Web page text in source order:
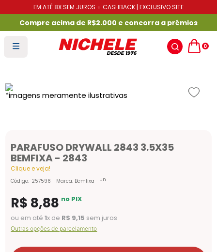
EM ATÉ 8X SEM JUROS + CASHBACK | EXCLUSIVO SITE
Compre acima de R$2.000 e concorra a prêmios
0
PARAFUSO DRYWALL 2843 3.5X35
BEMFIXA - 2843
Clique e veja!
Código: 257596 Marca: Bemfixa un
R$ 8,88 no PIX
ou em até1x de R$ 9,15 sem juros
Outras opções de parcelamento